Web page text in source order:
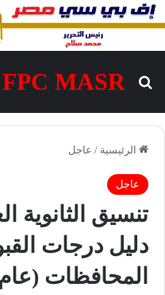
FPC MASR
بحث عن
الرئيسية / عاجل
عاجل
دليل درجات
المحافظات